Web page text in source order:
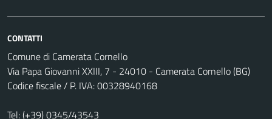
CONTATTI
Comune di Camerata Cornello
Via Papa Giovanni XXIII, 7 - 24010 - Camerata Cornello (BG)
Codice fiscale / P. IVA: 00328940168
Tel:(+39) 0345/43543